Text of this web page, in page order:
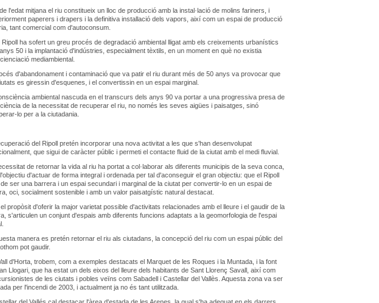
l'edat mitjana el riu constitueix un lloc de producció amb la instal·lació de molins fariners, i
paperers i drapers i la definitiva installació dels vapors, així com un espai de producció
tant comercial com d'autoconsum.
Ripoll ha sofert un greu procés de degradació ambiental lligat amb els creixements urbanístics
50 i la implantació d'indústries, especialment tèxtils, en un moment en què no existia
mediambiental.
d'abandonament i contaminació que va patir el riu durant més de 50 anys va provocar que
es giressin d'esquenes, i el convertissin en un espai marginal.
ambiental nascuda en el transcurs dels anys 90 va portar a una progressiva presa de
de la necessitat de recuperar el riu, no només les seves aigües i paisatges, sinó
lo per a la ciutadania.
del Ripoll pretén incorporar una nova activitat a les que s'han desenvolupat
que sigui de caràcter públic i permeti el contacte fluid de la ciutat amb el medi fluvial.
de retornar la vida al riu ha portat a col·laborar als diferents municipis de la seva conca,
d'actuar de forma integral i ordenada per tal d'aconseguir el gran objectiu: que el Ripoll
ser una barrera i un espai secundari i marginal de la ciutat per convertir-lo en un espai de
oci, socialment sostenible i amb un valor paisatgístic natural destacat.
propòsit d'oferir la major varietat possible d'activitats relacionades amb el lleure i el gaudir de la
s'articulen un conjunt d'espais amb diferents funcions adaptats a la geomorfologia de l'espai
manera es pretén retornar el riu als ciutadans, la concepció del riu com un espai públic del
pot gaudir.
d'Horta, trobem, com a exemples destacats el Marquet de les Roques i la Muntada, i la font
Llogari, que ha estat un dels eixos del lleure dels habitants de Sant Llorenç Savall, així com
de les ciutats i pobles veïns com Sabadell i Castellar del Vallès. Aquesta zona va ser
per l'incendi de 2003, i actualment ja no és tant utilitzada.